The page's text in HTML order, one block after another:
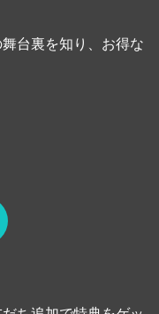
台裏を知り、お得な